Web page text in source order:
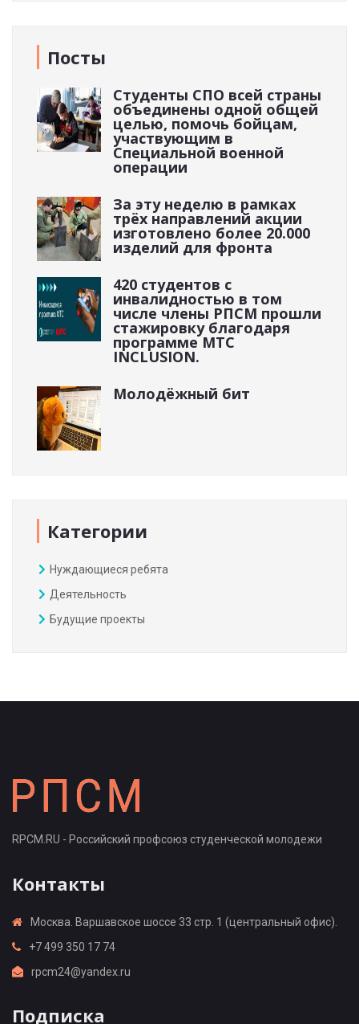
Посты
Студенты СПО всей страны
объединены одной общей
целью, помочь бойцам,
участвующим в
Специальной военной
операции
За эту неделю в рамках
трёх направлений акции
изготовлено более 20.000
изделий для фронта
420 студентов с
инвалидностью в том
числе члены РПСМ прошли
стажировку благодаря
программе МТС
INCLUSION.
Молодёжный бит
Категории
Нуждающиеся ребята
Деятельность
Будущие проекты
RPCM.RU - Российский профсоюз студенческой молодежи
Контакты
Москва. Варшавское шоссе 33 стр. 1 (центральный офис).
+7 499 350 17 74
rpcm24@yandex.ru
Подписка